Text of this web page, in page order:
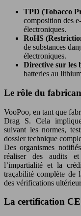
TPD (Tobacco
composition des
électroniques.
RoHS
de substances
électroniques.
Directive sur les
batteries au
Le rôle du
VooPoo, en tant que
Drag S. Cela
suivant les normes,
dossier technique
Des organismes
réaliser des audits et
l’impartialité et la
traçabilité complète de
des vérifications
La certification